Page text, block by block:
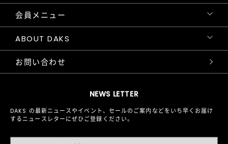
NEWS LETTER
DAKS の最新ニュースやイベント、セールのご案内などをいち早くお届け
するニュースレターにぜひご登録ください。
会員メニュー
ABOUT DAKS
お問い合わせ